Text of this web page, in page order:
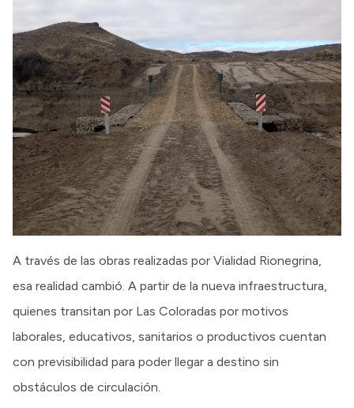
A través de las obras realizadas por Vialidad Rionegrina,
esa realidad cambió. A partir de la nueva infraestructura,
quienes transitan por Las Coloradas por motivos
laborales, educativos, sanitarios o productivos cuentan
con previsibilidad para poder llegar a destino sin
obstáculos de circulación.